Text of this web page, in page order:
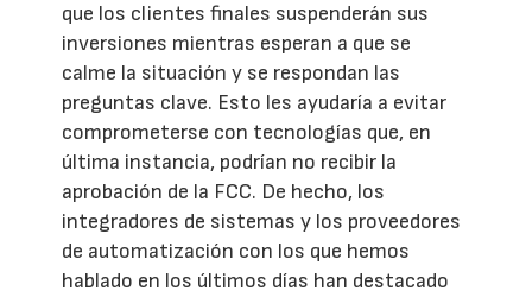
que los clientes finales suspenderán sus
inversiones mientras esperan a que se
calme la situación y se respondan las
preguntas clave. Esto les ayudaría a evitar
comprometerse con tecnologías que, en
última instancia, podrían no recibir la
aprobación de la FCC. De hecho, los
integradores de sistemas y los proveedores
de automatización con los que hemos
hablado en los últimos días han destacado